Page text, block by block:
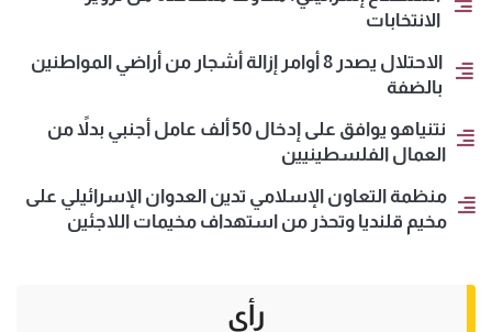
الانتخابات
الاحتلال يصدر 8 أوامر إزالة أشجار من أراضي المواطنين
بالضفة
نتنياهو يوافق على إدخال 50 ألف عامل أجنبي بدلاً من
العمال الفلسطينيين
منظمة التعاون الإسلامي تدين العدوان الإسرائيلي على
مخيم قلنديا وتحذر من استهداف مخيمات اللاجئين
رأي